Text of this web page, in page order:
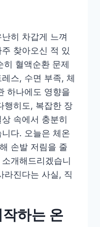
히 차갑게 느껴
찾아오신 적 있
히 혈액순환 문제
스, 수면 부족, 체
하나에도 영향을
행히도, 복잡한 장
속에서 충분히
다. 오늘은 체온
손발 저림을 줄
개해드리겠습니
라진다는 사실, 직
하는 온